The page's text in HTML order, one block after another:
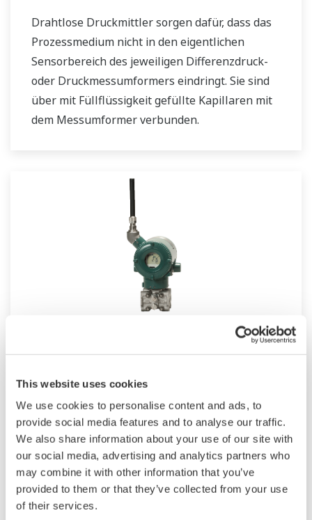
This website uses cookies
We use cookies to personalise content and ads, to
provide social media features and to analyse our traffic.
We also share information about your use of our site with
our social media, advertising and analytics partners who
may combine it with other information that you’ve
provided to them or that they’ve collected from your use
of their services.
Drahtlose Druckmittler sorgen dafür, dass das
Prozessmedium nicht in den eigentlichen
Sensorbereich des jeweiligen Differenzdruck-
oder Druckmessumformers eindringt. Sie sind
über mit Füllflüssigkeit gefüllte Kapillaren mit
dem Messumformer verbunden.
Drahtloser Relativdruckmessumformer
Relativdruckmessumformer EJX430B verfügt
über einen einkristallinen Siliziumsensor und
eignet sich für die Messung von Flüssigkeits-,
Gas- oder Dampfströmen ebenso wie zur
Bestimmung von Flüssigkeitsständen, Dichte
und Druck.